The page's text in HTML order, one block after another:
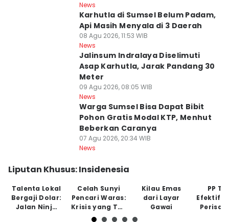
News
Karhutla di Sumsel Belum Padam,
Api Masih Menyala di 3 Daerah
08 Agu 2026, 11:53 WIB
News
Jalinsum Indralaya Diselimuti
Asap Karhutla, Jarak Pandang 30
Meter
09 Agu 2026, 08:05 WIB
News
Warga Sumsel Bisa Dapat Bibit
Pohon Gratis Modal KTP, Menhut
Beberkan Caranya
07 Agu 2026, 20:34 WIB
News
Liputan Khusus: Insidenesia
Talenta Lokal
Bergaji Dolar:
Jalan Ninja
Celah Sunyi
Pencari Waras:
Krisis yang Tak
Tampak
Kilau Emas
dari Layar
Gawai
PP
Perisai